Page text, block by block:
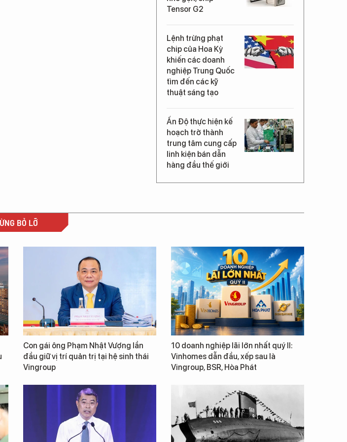
Tensor G2
Lệnh trừng phạt
chip của Hoa Kỳ
khiến các doanh
nghiệp Trung Quốc
tìm đến các kỹ
thuật sáng tạo
Ấn Độ thực hiện kế
hoạch trở thành
trung tâm cung cấp
linh kiện bán dẫn
hàng đầu thế giới
BỎ LỠ
Con gái ông Phạm Nhật Vượng lần
đầu giữ vị trí quản trị tại hệ sinh thái
Vingroup
10 doanh nghiệp lãi lớn nhất quý II:
Vinhomes dẫn đầu, xếp sau là
Vingroup, BSR, Hòa Phát